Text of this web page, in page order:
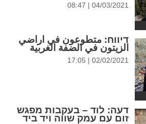
04/03/2021 | 08:47
דיווח: متطوعون في اراضي
الزيتون في الضفة الغربية
02/02/2021 | 17:05
דעה: לוד – בעקבות מפגש
זום עם עמק שווה ויד ביד